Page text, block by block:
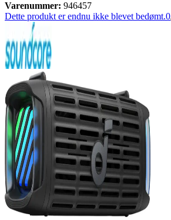
Varenummer: 946457
Dette produkt er endnu ikke blevet bedømt.0